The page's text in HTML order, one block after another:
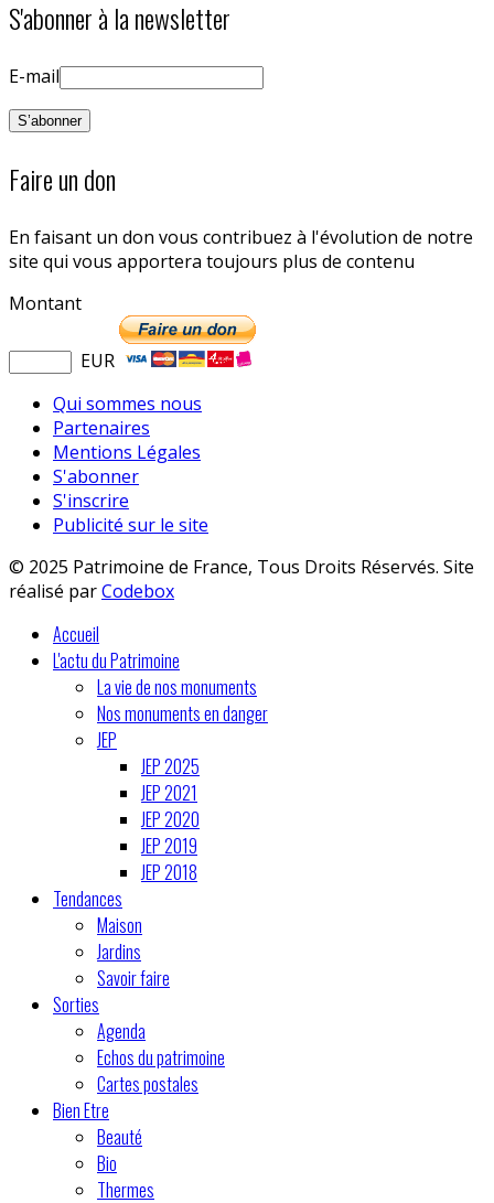
S'abonner à la newsletter
E-mail
Faire un don
En faisant un don vous contribuez à l'évolution de notre
site qui vous apportera toujours plus de contenu
Montant
EUR
Qui sommes nous
Partenaires
Mentions Légales
S'abonner
S'inscrire
Publicité sur le site
© 2025 Patrimoine de France, Tous Droits Réservés. Site
réalisé parCodebox
Accueil
L'actu du Patrimoine
La vie de nos monuments
Nos monuments en danger
JEP
JEP 2025
JEP 2021
JEP 2020
JEP 2019
JEP 2018
Tendances
Maison
Jardins
Savoir faire
Sorties
Agenda
Echos du patrimoine
Cartes postales
Bien Etre
Beauté
Bio
Thermes